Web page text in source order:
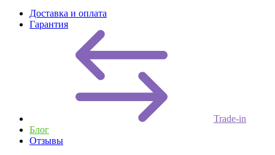
Доставка и оплата
Гарантия
Trade-in
Блог
Отзывы